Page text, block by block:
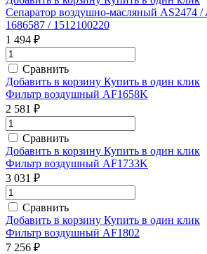
Сепаратор воздушно-масляный AS2474 /
1686587 / 1512100220
1 494 ₽
Сравнить
Добавить в корзину Купить в один клик
Фильтр воздушный AF1658K
2 581 ₽
Сравнить
Добавить в корзину Купить в один клик
Фильтр воздушный AF1733K
3 031 ₽
Сравнить
Добавить в корзину Купить в один клик
Фильтр воздушный AF1802
7 256 ₽